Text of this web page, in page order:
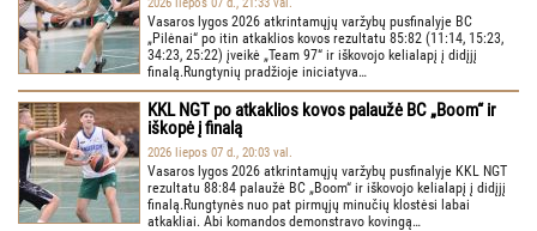
Vasaros lygos 2026 atkrintamųjų varžybų pusfinalyje BC
„Pilėnai“ po itin atkaklios kovos rezultatu 85:82 (11:14, 15:23,
34:23, 25:22) įveikė „Team 97“ ir iškovojo kelialapį į didįjį
finalą.Rungtynių pradžioje iniciatyva…
KKL NGT po atkaklios kovos palaužė BC „Boom“ ir
iškopė į finalą
2026 liepos 07 d., 20:03 val.
Vasaros lygos 2026 atkrintamųjų varžybų pusfinalyje KKL NGT
rezultatu 88:84 palaužė BC „Boom“ ir iškovojo kelialapį į didįjį
finalą.Rungtynės nuo pat pirmųjų minučių klostėsi labai
atkakliai. Abi komandos demonstravo kovingą…